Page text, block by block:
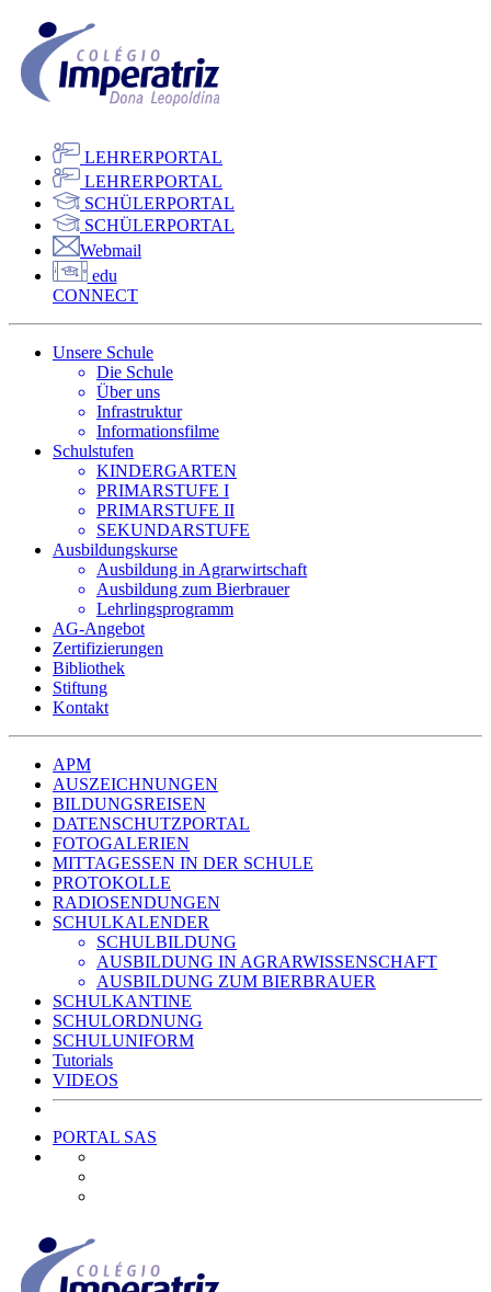
LEHRERPORTAL
LEHRERPORTAL
SCHÜLERPORTAL
SCHÜLERPORTAL
Webmail
edu
CONNECT
Unsere Schule
Die Schule
Über uns
Infrastruktur
Informationsfilme
Schulstufen
KINDERGARTEN
PRIMARSTUFE I
PRIMARSTUFE II
SEKUNDARSTUFE
Ausbildungskurse
Ausbildung in Agrarwirtschaft
Ausbildung zum Bierbrauer
Lehrlingsprogramm
AG-Angebot
Zertifizierungen
Bibliothek
Stiftung
Kontakt
APM
AUSZEICHNUNGEN
BILDUNGSREISEN
DATENSCHUTZPORTAL
FOTOGALERIEN
MITTAGESSEN IN DER SCHULE
PROTOKOLLE
RADIOSENDUNGEN
SCHULKALENDER
SCHULBILDUNG
AUSBILDUNG IN AGRARWISSENSCHAFT
AUSBILDUNG ZUM BIERBRAUER
SCHULKANTINE
SCHULORDNUNG
SCHULUNIFORM
Tutorials
VIDEOS
PORTAL SAS